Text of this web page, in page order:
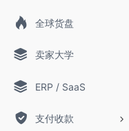
全球货盘
卖家大学
ERP / SaaS
支付收款